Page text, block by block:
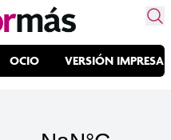
OCIO VERSIÓN IMPRESA